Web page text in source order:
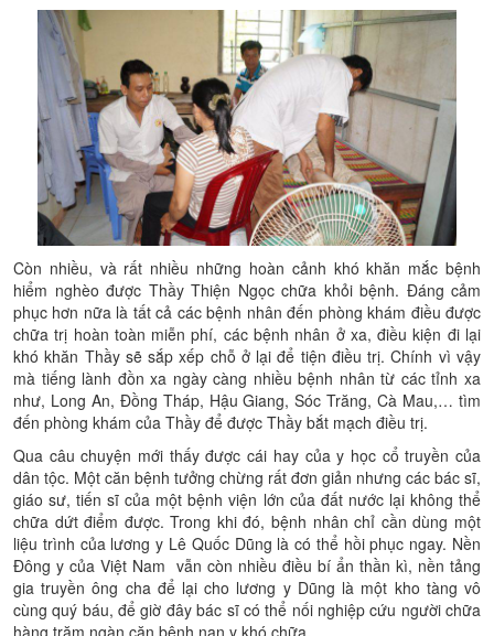
Còn nhiều, và rất nhiều những hoàn cảnh khó khăn mắc bệnh
hiểm nghèo được Thầy Thiện Ngọc chữa khỏi bệnh. Đáng cảm
phục hơn nữa là tất cả các bệnh nhân đến phòng khám điều được
chữa trị hoàn toàn miễn phí, các bệnh nhân ở xa, điều kiện đi lại
khó khăn Thầy sẽ sắp xếp chỗ ở lại để tiện điều trị. Chính vì vậy
mà tiếng lành đồn xa ngày càng nhiều bệnh nhân từ các tỉnh xa
như, Long An, Đồng Tháp, Hậu Giang, Sóc Trăng, Cà Mau,… tìm
đến phòng khám của Thầy để được Thầy bắt mạch điều trị.
Qua câu chuyện mới thấy được cái hay của y học cổ truyền của
dân tộc. Một căn bệnh tưởng chừng rất đơn giản nhưng các bác sĩ,
giáo sư, tiến sĩ của một bệnh viện lớn của đất nước lại không thể
chữa dứt điểm được. Trong khi đó, bệnh nhân chỉ cần dùng một
liệu trình của lương y Lê Quốc Dũng là có thể hồi phục ngay. Nền
Đông y của Việt Nam vẫn còn nhiều điều bí ẩn thần kì, nền tảng
gia truyền ông cha để lại cho lương y Dũng là một kho tàng vô
cùng quý báu, để giờ đây bác sĩ có thể nối nghiệp cứu người chữa
hàng trăm ngàn căn bệnh nan y khó chữa.